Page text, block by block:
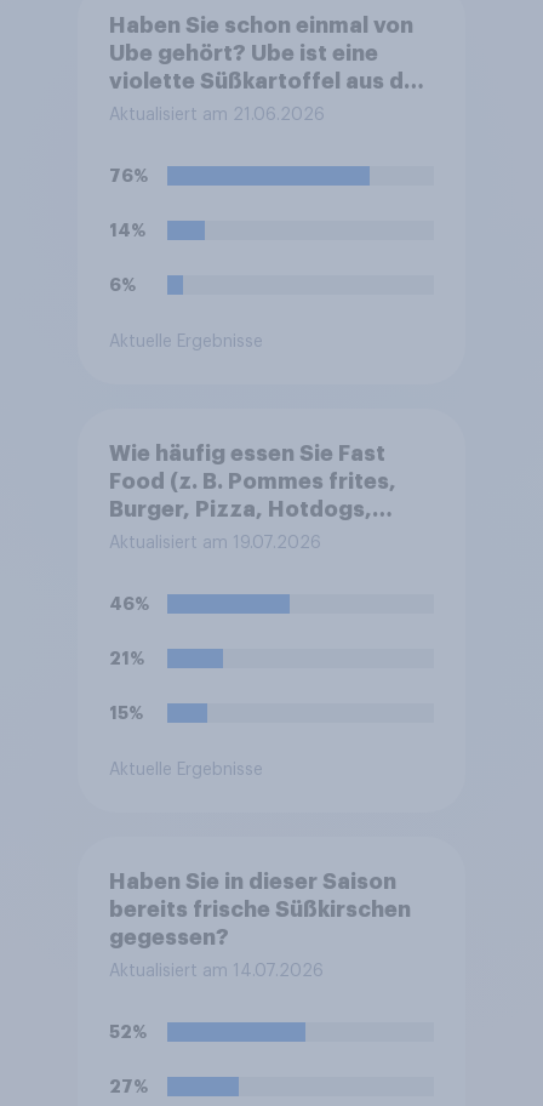
Haben Sie schon einmal von
Ube gehört? Ube ist eine
violette Süßkartoffel aus den
Philippinen, die häufig zum
von Süßspeisen verwendet
Aktualisiert am 21.06.2026
76%
14%
6%
Aktuelle Ergebnisse
Wie häufig essen Sie Fast
Food (z. B. Pommes frites,
Burger, Pizza, Hotdogs,
Chicken Nuggets oder
Aktualisiert am 19.07.2026
46%
21%
15%
Aktuelle Ergebnisse
Haben Sie in dieser Saison
bereits frische Süßkirschen
gegessen?
Aktualisiert am 14.07.2026
52%
27%